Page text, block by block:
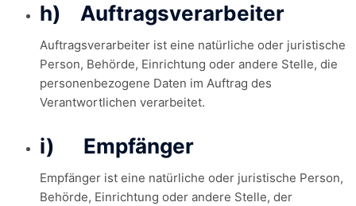
h) Auftragsverarbeiter
Auftragsverarbeiter ist eine natürliche oder juristische
Person, Behörde, Einrichtung oder andere Stelle, die
personenbezogene Daten im Auftrag des
Verantwortlichen verarbeitet.
i) Empfänger
Empfänger ist eine natürliche oder juristische Person,
Behörde, Einrichtung oder andere Stelle, der